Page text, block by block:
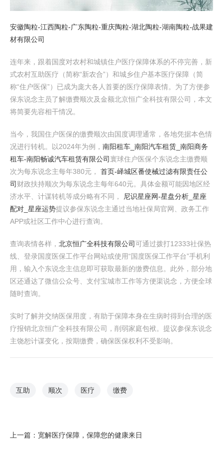
安徽陶粒-江西陶粒-广东陶粒-重庆陶粒-湖北陶粒-湖南陶粒-战果建
材有限公司
连年来，跟着国度对农村和城镇住户医疗保障体系的不停完善，新
式农村互助医疗（简称“新农合”）和城乡住户基本医疗保障（简
称“住户医保”）已成为庞大各人首要的医疗保障表情。为了方便参
保东说念主员了解缴费顺次及金额北京恒广全科技有限公司，本文
将简要先容相干情况。
当今，我国住户医保的缴费顺次由国度调理通常，各地凭据本色情
况进行转机。以2024年为例， 南阳租车_南阳汽车租赁_南阳商务
租车-南阳畅诚汽车租赁有限公司 寰球住户医保个东说念主缴费顺
次为每东说念主每年380元， 首页-峄城区番使械过滤有限责任公
司 财政扶持顺次为每东说念主每年640元。具体金额可能因地区经
济水平、计谋转机等成分略有不同，
尼识星座网-星盘分析_星座
配对_星座运势提议参保东说念主通过当地社保局官网、政务工作
APP或社区工作中心进行查询。
查询表情各样， 北京恒广全科技有限公司可通过拨打12333社保热
线、登录国度医保工作平台网站或使用“国度医保工作平台”手机利
用，输入个东说念主信息即可获取最新的缴费信息。此外，部分地
区还通达了微信公众号、支付宝城市工作等方便渠说念，方便全球
随时查询。
实时了解并交纳医保用度，有助于保障本身在生病时得到合理的医
疗报销北京恒广全科技有限公司，削弱家庭包袱。提议参保东说念
主饶恕计谋变化，按期缴费，确保医保权利不受影响。
互助 顺次 医疗 缴费
上一篇： 宽解医疗保障，保障您的健康来日